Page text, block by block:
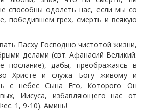
способны одолеть нас, если мы со
победившем грех, смерть и всякую
Пасху Господню чистотой жизни,
делами (свт. Афанасий Великий.
послание), дабы, преображаясь в
Христе и служа Богу живому и
с небес Сына Его, Которого Он
Иисуса, избавляющего нас от
1, 9-10). Аминь!